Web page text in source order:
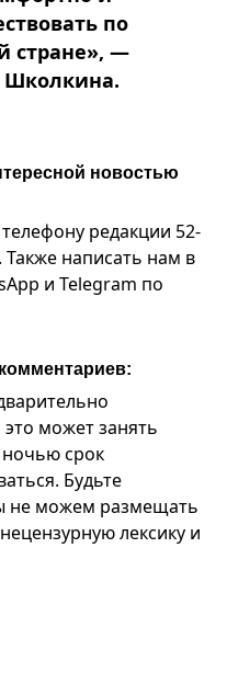
по
стране», —
новостью
редакции 52-
Также написать нам в
и Telegram по
может занять
срок
Будьте
не можем размещать
лексику и